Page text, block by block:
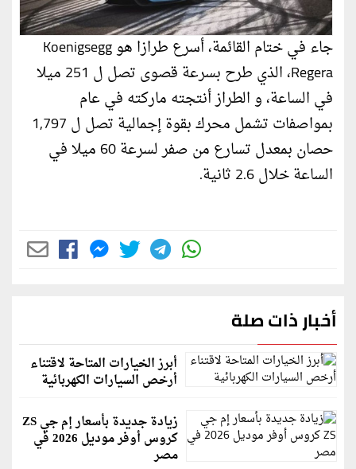
جاء في ختام القائمة، أسرع طرازا هو Koenigsegg
Regera، الذي طرح بسرعة قصوى تصل ل 251 ميلا
في الساعة، و الطراز أنتجته ماركته في عام
بمواصفات تشمل محرك بقوة إجمالية تصل ل 1,797
حصان بمعدل تسارع من صفر لسرعة 60 ميلا في
الساعة خلال 2.6 ثانية.
أخبار ذات صلة
أبرز الخيارات المتاحة لاقتناء
أرخص السيارات الكهربائية
زيادة جديدة بأسعار إم جي ZS
كروس أوفر موديل 2026 في
مصر